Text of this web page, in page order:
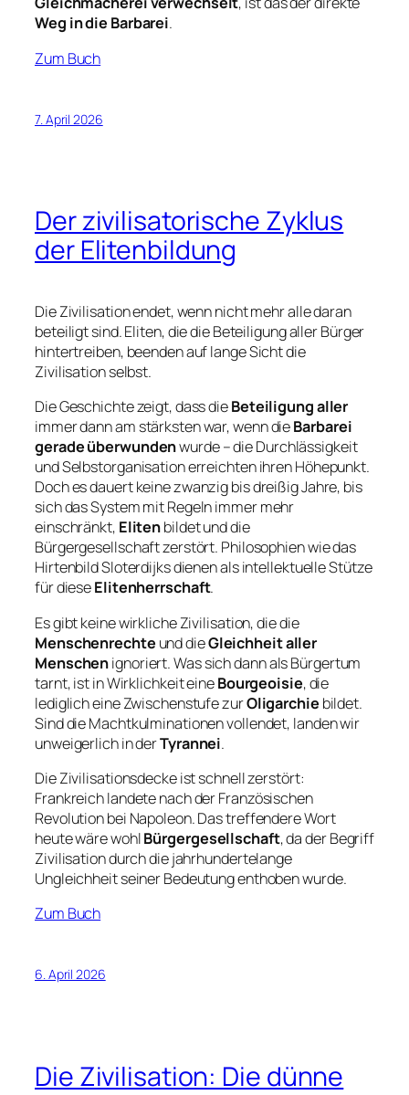
Weg in die Barbarei.
Zum Buch
7. April 2026
Der zivilisatorische Zyklus
der Elitenbildung
Die Zivilisation endet, wenn nicht mehr alle daran
beteiligt sind. Eliten, die die Beteiligung aller Bürger
hintertreiben, beenden auf lange Sicht die
Zivilisation selbst.
Die Geschichte zeigt, dass dieBeteiligung aller
immer dann am stärksten war, wenn dieBarbarei
gerade überwundenwurde – die Durchlässigkeit
und Selbstorganisation erreichten ihren Höhepunkt.
Doch es dauert keine zwanzig bis dreißig Jahre, bis
sich das System mit Regeln immer mehr
einschränkt, Elitenbildet und die
Bürgergesellschaft zerstört. Philosophien wie das
Hirtenbild Sloterdijks dienen als intellektuelle Stütze
für dieseElitenherrschaft.
Es gibt keine wirkliche Zivilisation, die die
Menschenrechte und dieGleichheit aller
Menschenignoriert. Was sich dann alsBürgertum
tarnt, ist in Wirklichkeit eineBourgeoisie, die
lediglich eine Zwischenstufe zurOligarchie bildet.
Sind die Machtkulminationen vollendet, landen wir
unweigerlich in derTyrannei.
Die Zivilisationsdecke ist schnell zerstört:
Frankreich landete nach der Französischen
Revolution bei Napoleon. Das treffendere Wort
heute wäre wohlBürgergesellschaft, da der Begriff
Zivilisation durch die jahrhundertelange
Ungleichheit seiner Bedeutung enthoben wurde.
Zum Buch
6. April 2026
Die Zivilisation: Die dünne